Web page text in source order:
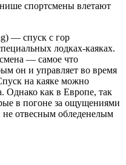
спортсмены влетают
— спуск с гор
лодках-каяках.
— самое что
он и управляет во время
на каяке можно
Однако как в Европе, так
в погоне за ощущениями
отвесным обледенелым